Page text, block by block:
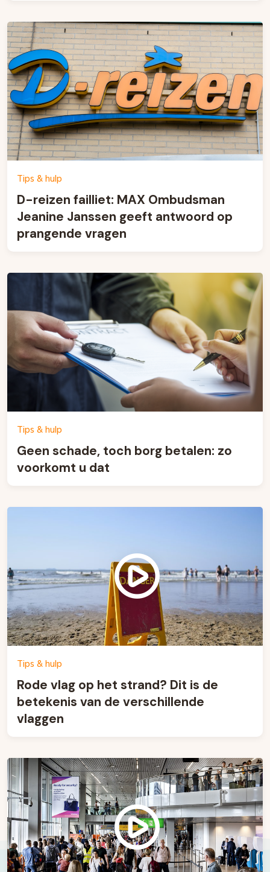
Tips & hulp
D-reizen failliet: MAX Ombudsman
Jeanine Janssen geeft antwoord op
prangende vragen
Tips & hulp
Geen schade, toch borg betalen: zo
voorkomt u dat
Tips & hulp
Rode vlag op het strand? Dit is de
betekenis van de verschillende
vlaggen